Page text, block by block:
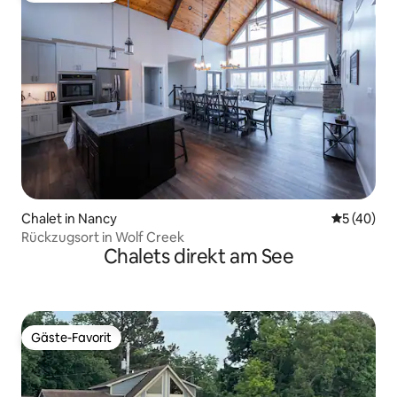
Chalet in Nancy
5 (40)
Rückzugsort in Wolf Creek
Chalets direkt am See
Gäste-Favorit
Gäste-Favorit